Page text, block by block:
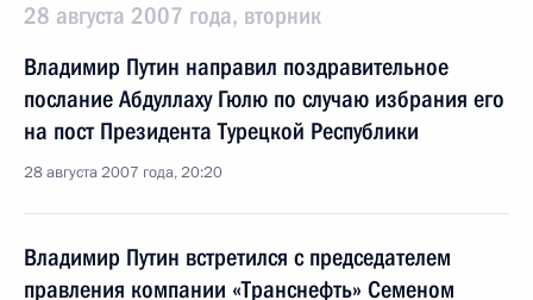
28 августа 2007 года, вторник
Владимир Путин направил поздравительное
послание Абдуллаху Гюлю по случаю избрания его
на пост Президента Турецкой Республики
28 августа 2007 года, 20:20
Владимир Путин встретился с председателем
правления компании «Транснефть» Семеном